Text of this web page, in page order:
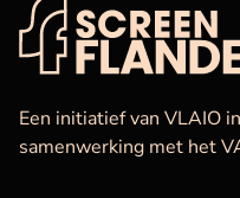
VAF
Een initiatief van VLAIO in
samenwerking met het